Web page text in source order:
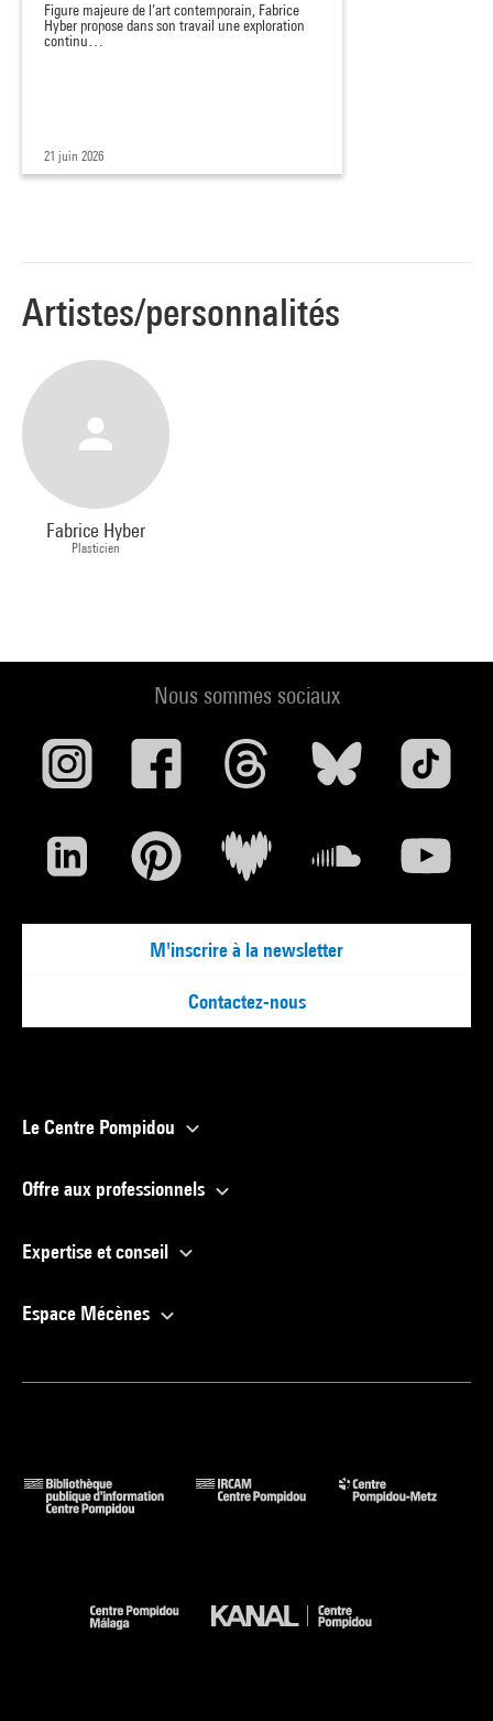
Figure majeure de l’art contemporain, Fabrice
Hyber propose dans son travail une exploration
continu…
21 juin 2026
Artistes/personnalités
Fabrice Hyber
Plasticien
Nous sommes sociaux
M'inscrire à la newsletter
Contactez-nous
Le Centre Pompidou
Offre aux professionnels
Expertise et conseil
Espace Mécènes